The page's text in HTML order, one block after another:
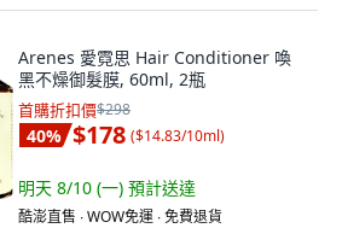
Arenes 愛霓思 Hair Conditioner 喚
黑不燥御髮膜, 60ml, 2瓶
首購折扣價$298
40% $178 ($14.83/10ml)
明天 8/10 (一) 預計送達
酷澎直售 ∙ WOW免運 ∙ 免費退貨